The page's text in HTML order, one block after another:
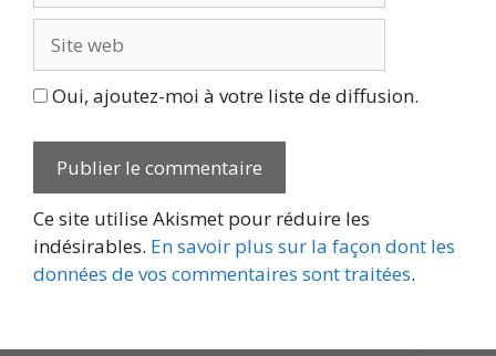
web
Oui, ajoutez-moi à votre liste de diffusion.
Ce site utilise Akismet pour réduire les
indésirables. En savoir plus sur la façon dont les
données de vos commentaires sont traitées.